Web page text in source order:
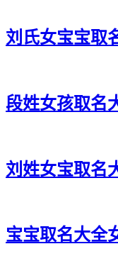
刘氏女宝宝取
段姓女孩取名
刘姓女宝取名
宝宝取名大全